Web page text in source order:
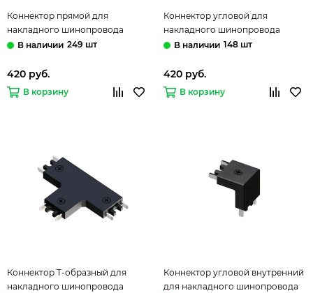
Коннектор прямой для
накладного шинопровода
A613506I чёрный Rapid-
249 шт
420 руб.
В корзину
Коннектор угловой для
накладного шинопровода
A613606L чёрный Rapid-
148 шт
420 руб.
В корзину
Коннектор T-образный для
накладного шинопровода
Коннектор угловой внутренний
для накладного шинопровода